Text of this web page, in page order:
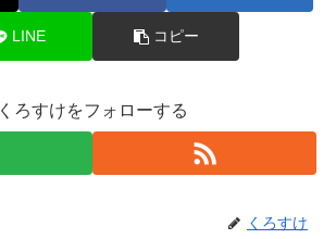
LINE コピー
くろすけをフォローする
くろすけ